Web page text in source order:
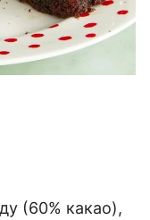
(60% какао),